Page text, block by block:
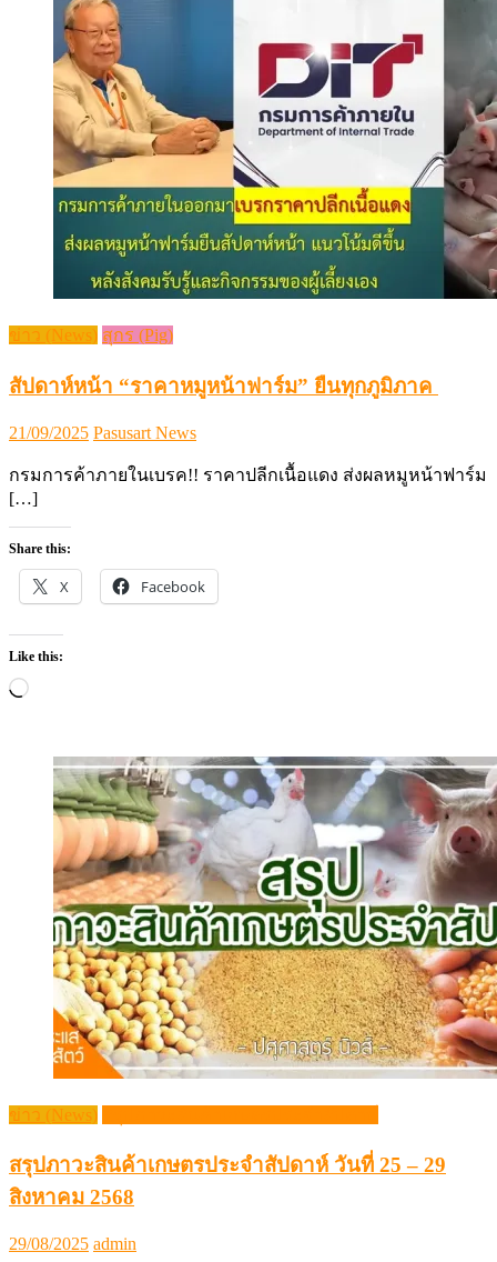
ข่าว (News) สุกร (Pig)
สัปดาห์หน้า “ราคาหมูหน้าฟาร์ม” ยืนทุกภูมิภาค
Posted
21/09/2025 Author
Pasusart News
กรมการค้าภายในเบรค!! ราคาปลีกเนื้อแดง ส่งผลหมูหน้าฟาร์ม
[…]
Share this:
X Facebook
Like this:
Loading…
ข่าว (News)
สรุปภาวะสินค้าเกษตรประจำสัปดาห์ วันที่ 25 – 29
สิงหาคม 2568
Posted
29/08/2025 Author
admin